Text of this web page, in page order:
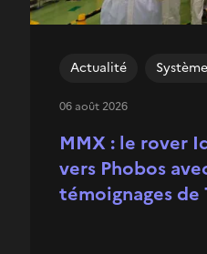
MMX : le rover
vers Phobos
témoignages de
Actualité
06 août 2026